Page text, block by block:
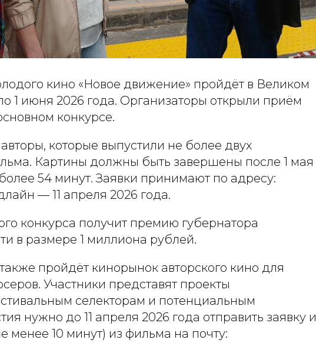
кино «Новое движение» пройдёт в Великом
1 июня 2026 года. Организаторы открыли приём
конкурсе.
которые выпустили не более двух
Картины должны быть завершены после 1 мая
54 минут. Заявки принимают по адресу:
— 11 апреля 2026 года.
конкурса получит премию губернатора
в размере 1 миллиона рублей.
пройдёт кинорынок авторского кино для
Участники представят проекты
селекторам и потенциальным
нужно до 11 апреля 2026 года отправить заявку и
менее 10 минут) из фильма на почту: